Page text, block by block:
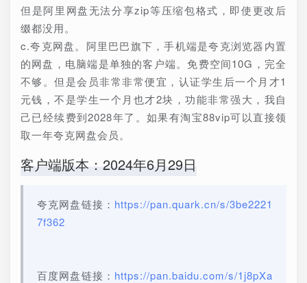
但是阿里网盘无法分享zip等压缩包格式，即使更改后
缀都没用。
c.夸克网盘。阿里巴巴旗下，手机端是夸克浏览器内置
的网盘，电脑端是单独的客户端。免费空间10G，完全
不够。但是会员非常非常便宜，认证学生后一个月才1
元钱，不是学生一个月也才2块，功能非常强大，我自
己已经续费到2028年了。如果有淘宝88vip可以直接领
取一年夸克网盘会员。
客户端版本：2024年6月29日
夸克网盘链接： https://pan.quark.cn/s/3be2221
7f362
百度网盘链接： https://pan.baidu.com/s/1j8pXa